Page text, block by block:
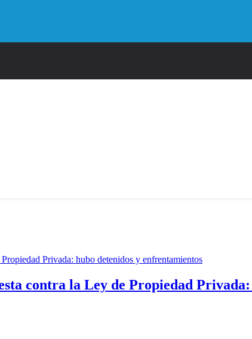
contra la Ley de Propiedad